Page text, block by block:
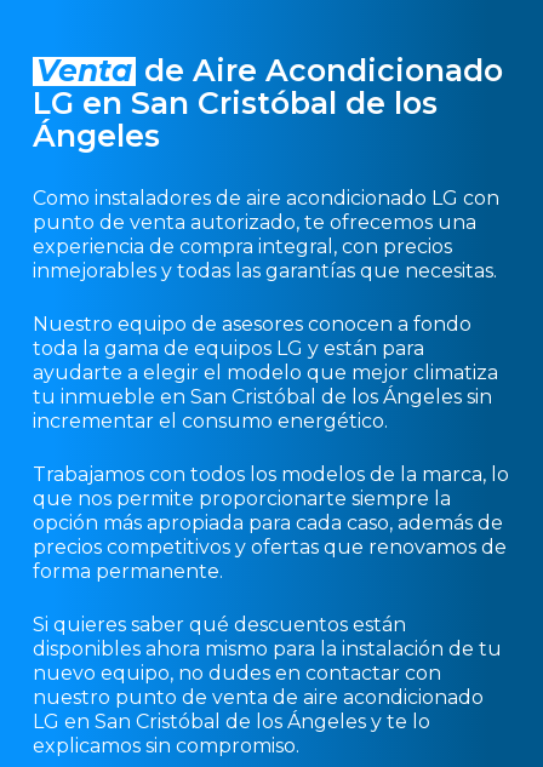
Venta de Aire Acondicionado
LG en San Cristóbal de los
Ángeles
Como instaladores de aire acondicionado LG con
punto de venta autorizado, te ofrecemos una
experiencia de compra integral, con precios
inmejorables y todas las garantías que necesitas.
Nuestro equipo de asesores conocen a fondo
toda la gama de equipos LG y están para
ayudarte a elegir el modelo que mejor climatiza
tu inmueble en San Cristóbal de los Ángeles sin
incrementar el consumo energético.
Trabajamos con todos los modelos de la marca, lo
que nos permite proporcionarte siempre la
opción más apropiada para cada caso, además de
precios competitivos y ofertas que renovamos de
forma permanente.
Si quieres saber qué descuentos están
disponibles ahora mismo para la instalación de tu
nuevo equipo, no dudes en contactar con
nuestro punto de venta de aire acondicionado
LG en San Cristóbal de los Ángeles y te lo
explicamos sin compromiso.